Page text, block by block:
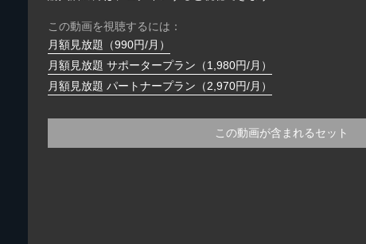
この動画を視聴するには：
月額見放題（990円/月）
月額見放題 サポータープラン（1,980円/月）
月額見放題 パートナープラン（2,970円/月）
この動画が含まれるセット